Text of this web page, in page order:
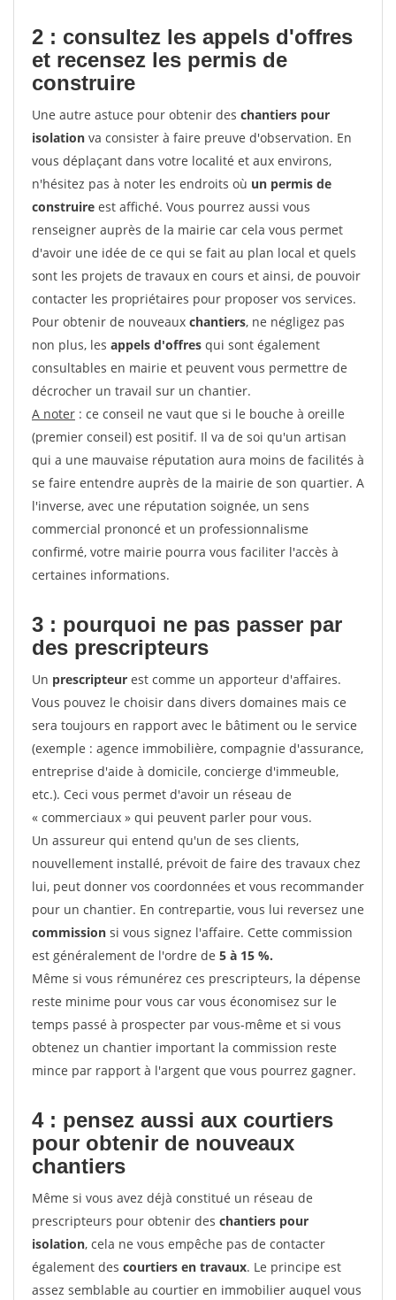
2 : consultez les appels d'offres
et recensez les permis de
construire
Une autre astuce pour obtenir des chantiers pour
isolation va consister à faire preuve d'observation. En
vous déplaçant dans votre localité et aux environs,
n'hésitez pas à noter les endroits où un permis de
construire est affiché. Vous pourrez aussi vous
renseigner auprès de la mairie car cela vous permet
d'avoir une idée de ce qui se fait au plan local et quels
sont les projets de travaux en cours et ainsi, de pouvoir
contacter les propriétaires pour proposer vos services.
Pour obtenir de nouveaux chantiers, ne négligez pas
non plus, les appels d'offres qui sont également
consultables en mairie et peuvent vous permettre de
décrocher un travail sur un chantier.
A noter : ce conseil ne vaut que si le bouche à oreille
(premier conseil) est positif. Il va de soi qu'un artisan
qui a une mauvaise réputation aura moins de facilités à
se faire entendre auprès de la mairie de son quartier. A
l'inverse, avec une réputation soignée, un sens
commercial prononcé et un professionnalisme
confirmé, votre mairie pourra vous faciliter l'accès à
certaines informations.
3 : pourquoi ne pas passer par
des prescripteurs
Un prescripteur est comme un apporteur d'affaires.
Vous pouvez le choisir dans divers domaines mais ce
sera toujours en rapport avec le bâtiment ou le service
(exemple : agence immobilière, compagnie d'assurance,
entreprise d'aide à domicile, concierge d'immeuble,
etc.). Ceci vous permet d'avoir un réseau de
« commerciaux » qui peuvent parler pour vous.
Un assureur qui entend qu'un de ses clients,
nouvellement installé, prévoit de faire des travaux chez
lui, peut donner vos coordonnées et vous recommander
pour un chantier. En contrepartie, vous lui reversez une
commission si vous signez l'affaire. Cette commission
est généralement de l'ordre de 5 à 15 %.
Même si vous rémunérez ces prescripteurs, la dépense
reste minime pour vous car vous économisez sur le
temps passé à prospecter par vous-même et si vous
obtenez un chantier important la commission reste
mince par rapport à l'argent que vous pourrez gagner.
4 : pensez aussi aux courtiers
pour obtenir de nouveaux
chantiers
Même si vous avez déjà constitué un réseau de
prescripteurs pour obtenir des chantiers pour
isolation, cela ne vous empêche pas de contacter
également des courtiers en travaux. Le principe est
assez semblable au courtier en immobilier auquel vous